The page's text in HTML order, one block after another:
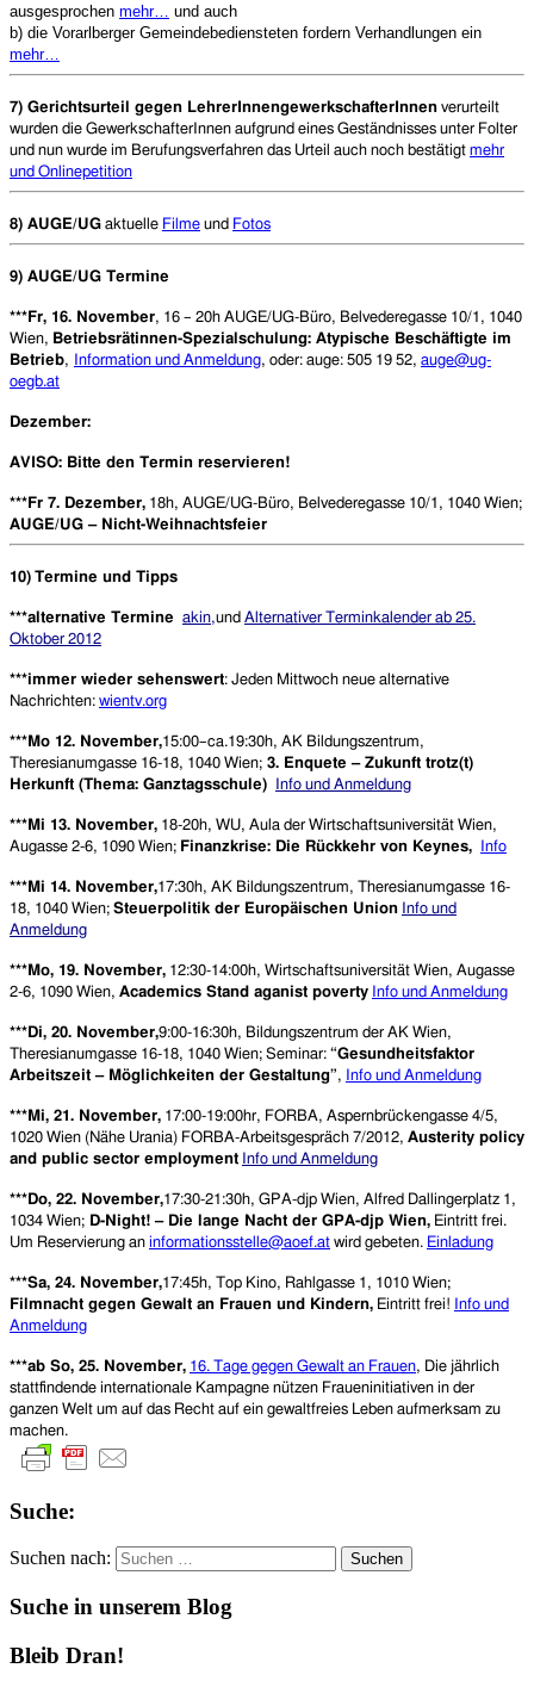
ausgesprochen mehr…
und auch
b) die Vorarlberger Gemeindebediensteten fordern Verhandlungen ein
mehr…
7) Gerichtsurteil gegen LehrerInnengewerkschafterInnen verurteilt
wurden die GewerkschafterInnen aufgrund eines Geständnisses unter Folter
und nun wurde im Berufungsverfahren das Urteil auch noch bestätigt mehr
und Onlinepetition
8) AUGE/UG aktuelle Filme und Fotos
9) AUGE/UG Termine
***Fr, 16. November, 16 – 20h AUGE/UG-Büro, Belvederegasse 10/1, 1040
Wien, Betriebsrätinnen-Spezialschulung: Atypische Beschäftigte im
Betrieb, Information und Anmeldung, oder: auge: 505 19 52, auge@ug-
oegb.at
Dezember:
AVISO: Bitte den Termin reservieren!
***Fr 7. Dezember, 18h, AUGE/UG-Büro, Belvederegasse 10/1, 1040 Wien;
AUGE/UG – Nicht-Weihnachtsfeier
10) Termine und Tipps
***alternative Termine akin,und Alternativer Terminkalender ab 25.
Oktober 2012
***immer wieder sehenswert: Jeden Mittwoch neue alternative
Nachrichten: wientv.org
***Mo 12. November,15:00–ca.19:30h, AK Bildungszentrum,
Theresianumgasse 16-18, 1040 Wien; 3. Enquete – Zukunft trotz(t)
Herkunft (Thema: Ganztagsschule) Info und Anmeldung
***Mi 13. November, 18-20h, WU, Aula der Wirtschaftsuniversität Wien,
Augasse 2-6, 1090 Wien; Finanzkrise: Die Rückkehr von Keynes, Info
***Mi 14. November,17:30h, AK Bildungszentrum, Theresianumgasse 16-
18, 1040 Wien; Steuerpolitik der Europäischen Union Info und
Anmeldung
***Mo, 19. November, 12:30-14:00h, Wirtschaftsuniversität Wien, Augasse
2-6, 1090 Wien, Academics Stand aganist poverty Info und Anmeldung
***Di, 20. November,9:00-16:30h, Bildungszentrum der AK Wien,
Theresianumgasse 16-18, 1040 Wien; Seminar: “Gesundheitsfaktor
Arbeitszeit – Möglichkeiten der Gestaltung”, Info und Anmeldung
***Mi, 21. November, 17:00-19:00hr, FORBA, Aspernbrückengasse 4/5,
1020 Wien (Nähe Urania) FORBA-Arbeitsgespräch 7/2012, Austerity policy
and public sector employment Info und Anmeldung
***Do, 22. November,17:30-21:30h, GPA-djp Wien, Alfred Dallingerplatz 1,
1034 Wien; D-Night! – Die lange Nacht der GPA-djp Wien, Eintritt frei.
Um Reservierung an informationsstelle@aoef.at wird gebeten. Einladung
***Sa, 24. November,17:45h, Top Kino, Rahlgasse 1, 1010 Wien;
Filmnacht gegen Gewalt an Frauen und Kindern, Eintritt frei! Info und
Anmeldung
***ab So, 25. November, 16. Tage gegen Gewalt an Frauen, Die jährlich
stattfindende internationale Kampagne nützen Fraueninitiativen in der
ganzen Welt um auf das Recht auf ein gewaltfreies Leben aufmerksam zu
machen.
Suche:
Suchen nach:
Suche in unserem Blog
Bleib Dran!